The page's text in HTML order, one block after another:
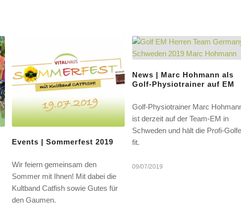
Events | Sommerfest 2019
Wir feiern gemeinsam den
Sommer mit Ihnen! Mit dabei die
Kultband Catfish sowie Gutes für
den Gaumen.
News | Marc Hohmann als
Golf-Physiotrainer auf EM
Golf-Physiotrainer Marc
ist derzeit auf der Team-EM in
Schweden und hält die Profi-
fit.
09/07/2019